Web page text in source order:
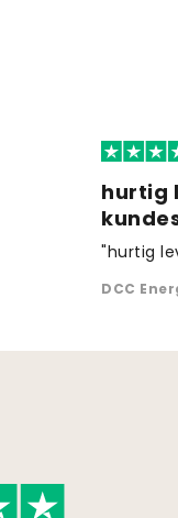
hurtig
"hurtig
DCC